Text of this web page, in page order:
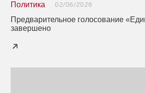
Политика 02/06/2026
Предварительное голосование
завершено